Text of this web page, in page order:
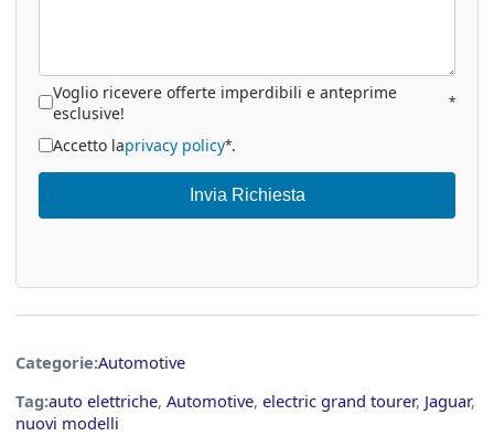
Voglio ricevere offerte imperdibili e anteprime
esclusive!
*
Accetto laprivacy policy*.
Invia Richiesta
Categorie:Automotive
Tag:auto elettriche, Automotive, electric grand tourer, Jaguar,
nuovi modelli